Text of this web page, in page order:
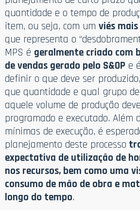
quantidade e o tempo de
item, ou seja, com um viés
que representa o
MPS é geralmente criado com
de vendas gerado pelo S&OP e
definir o que deve ser
que quantidade e qual grupo
aquele volume de produção
programado e executado. Além
mínimas de execução, é
planejamento deste processo
expectativa de utilização de
nos recursos, bem como uma
consumo de mão de obra e
longo do tempo.